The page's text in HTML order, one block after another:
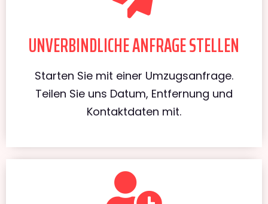
UNVERBINDLICHE ANFRAGE STELLEN
Starten Sie mit einer Umzugsanfrage.
Teilen Sie uns Datum, Entfernung und
Kontaktdaten mit.